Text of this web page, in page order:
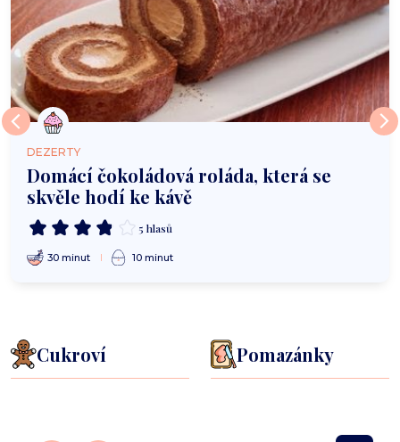
DEZERTY
Domácí čokoládová roláda, která se
skvěle hodí ke kávě
5 hlasů
30 minut 10 minut
Cukroví Pomazánky